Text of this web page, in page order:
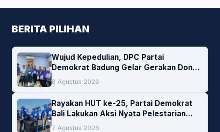
BERITA PILIHAN
Wujud Kepedulian, DPC Partai
Demokrat Badung Gelar Gerakan Donor
Darah
8 Agustus 2026
Rayakan HUT ke-25, Partai Demokrat
Bali Lakukan Aksi Nyata Pelestarian
Lingkungan
7 Agustus 2026